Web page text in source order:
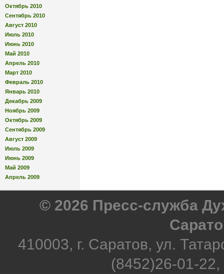
Октябрь 2010
Сентябрь 2010
Август 2010
Июль 2010
Июнь 2010
Май 2010
Апрель 2010
Март 2010
Февраль 2010
Январь 2010
Декабрь 2009
Ноябрь 2009
Октябрь 2009
Сентябрь 2009
Август 2009
Июль 2009
Июнь 2009
Май 2009
Апрель 2009
© 2026 Пресс-служба
410003, г. Саратов, ул.
(8452)26-01-